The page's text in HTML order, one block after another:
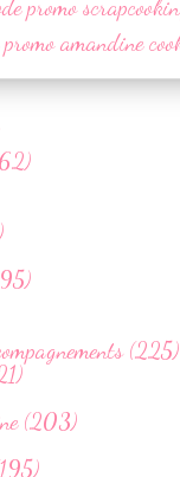
(225)
(203)